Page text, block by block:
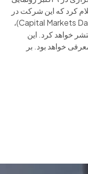
کرد که این شرکت در
۹ اکتبر طی رویداد “روز بازار سرمایه” (Capital Markets Day)،
خواهد کرد. این
خواهد بود. بر